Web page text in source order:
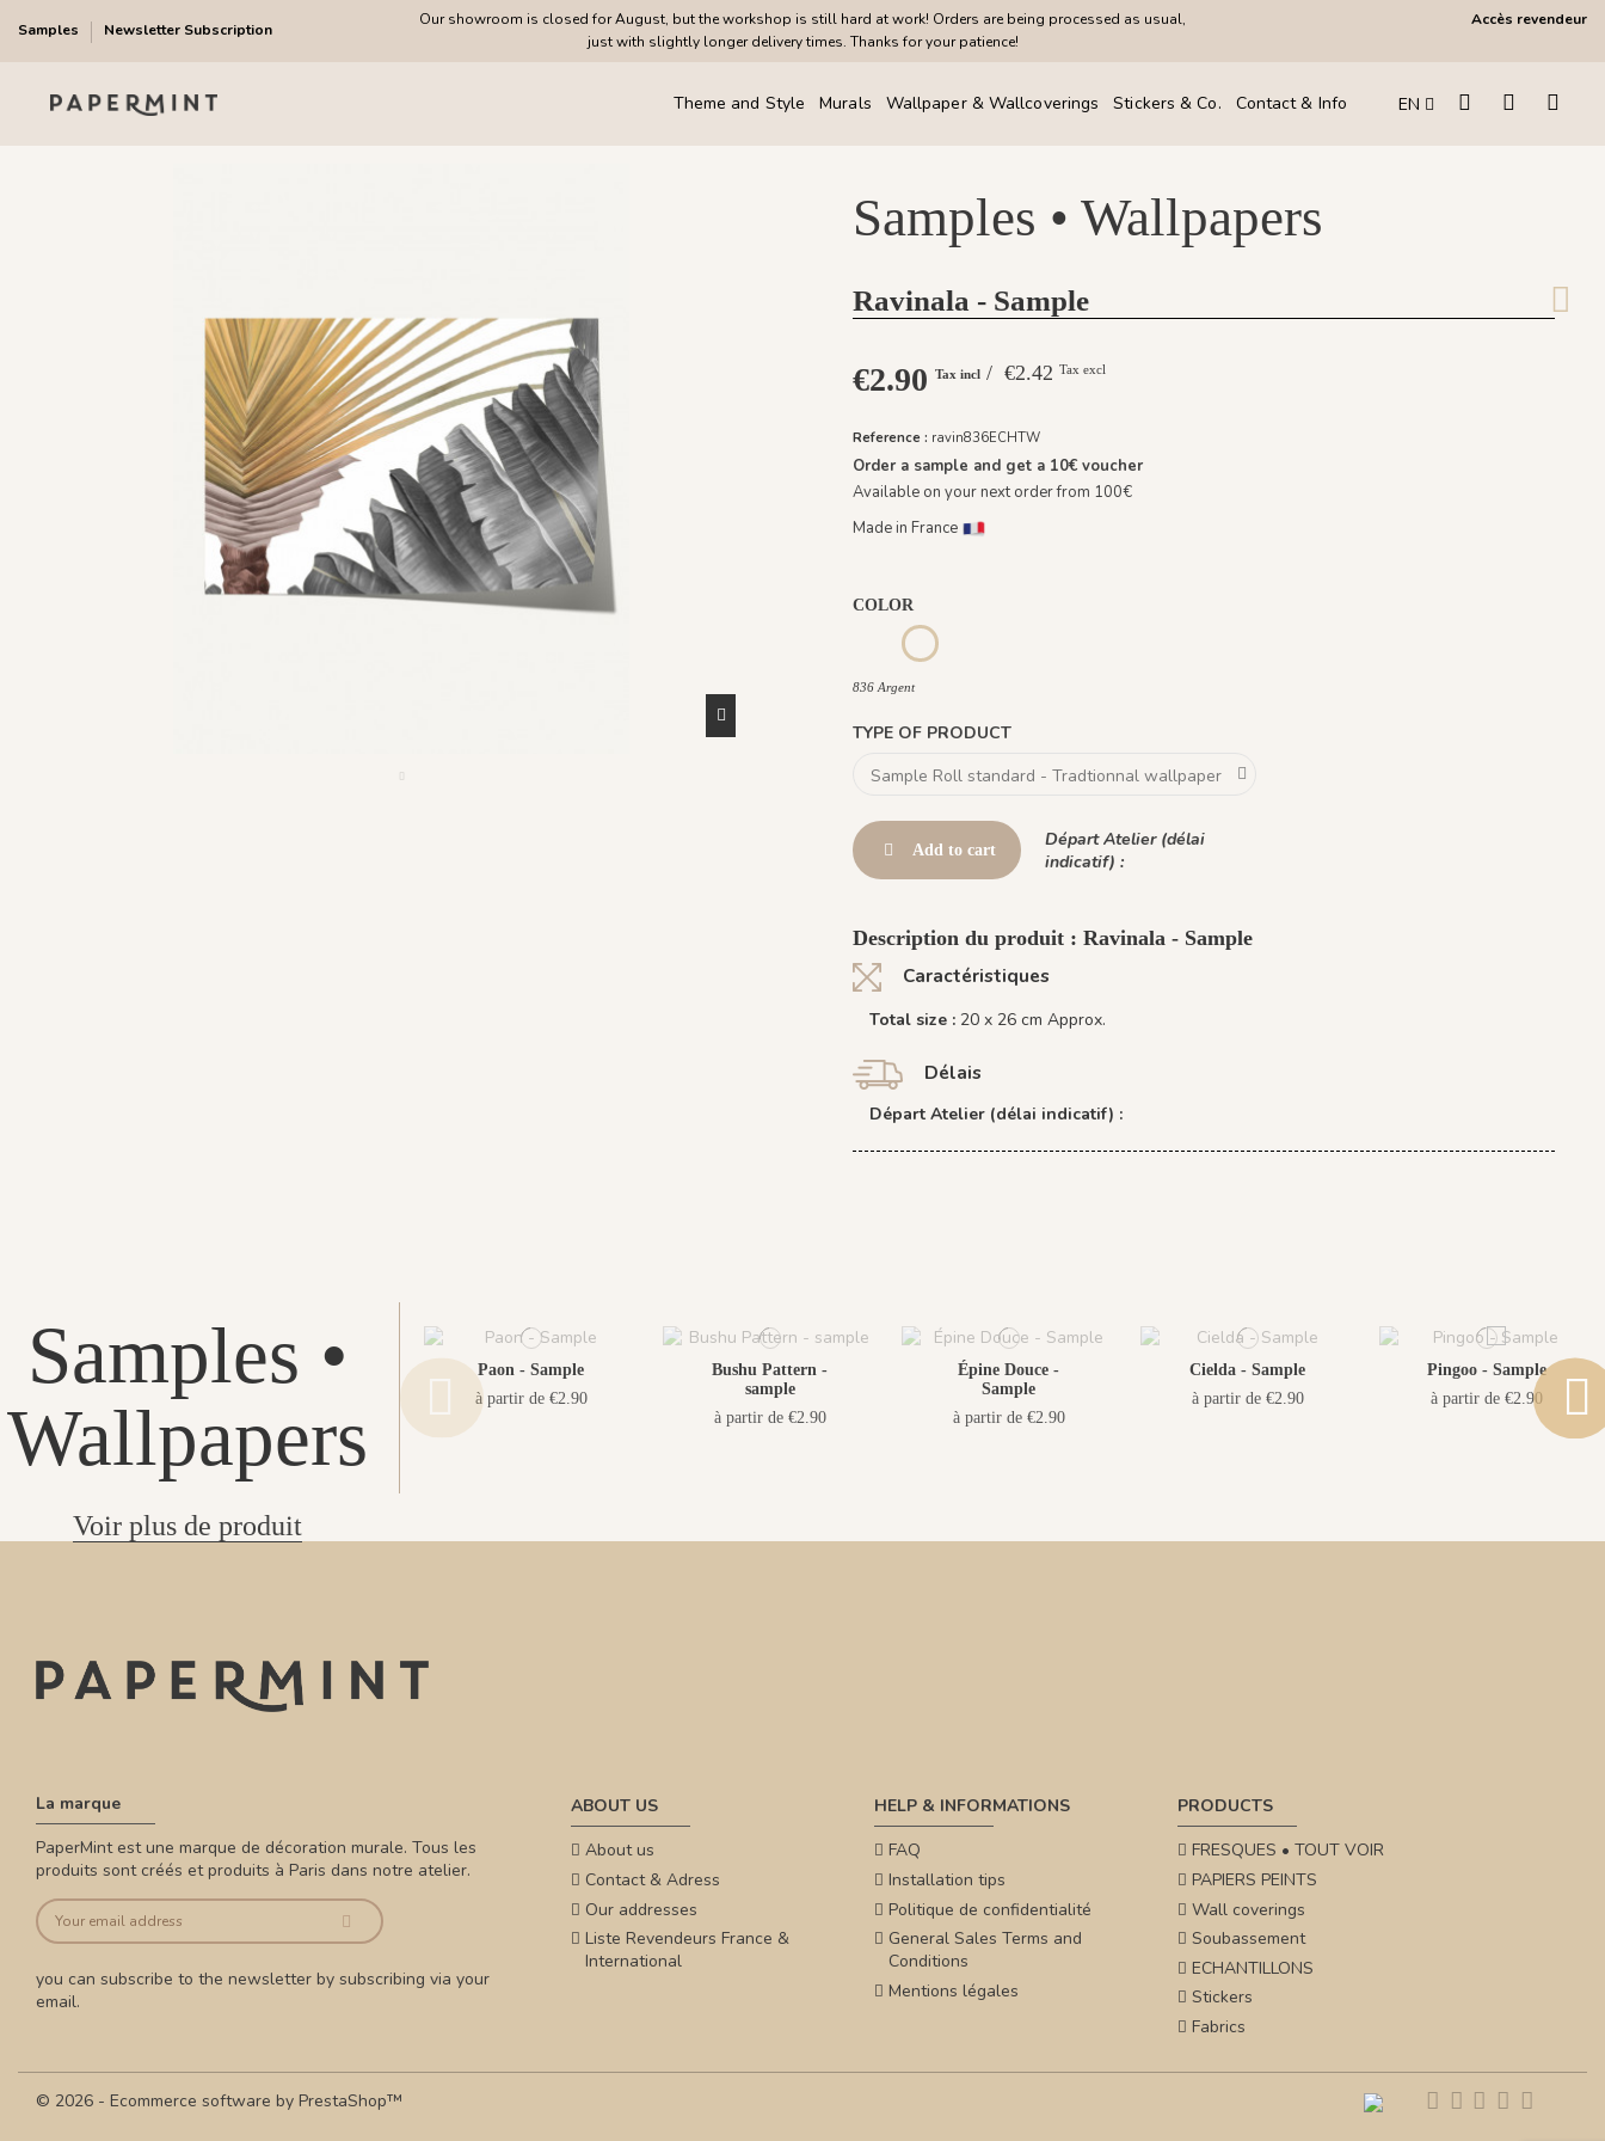
Samples Newsletter Subscription
Our showroom is closed for August, but the workshop is still hard at work! Orders are being processed as usual,
just with slightly longer delivery times. Thanks for your patience!
Accès revendeur
Theme and Style Murals Wallpaper & Wallcoverings Stickers & Co. Contact & Info EN
Samples • Wallpapers
Ravinala - Sample
€2.90 Tax incl / €2.42 Tax excl
Reference : ravin836ECHTW
Order a sample and get a 10€voucher
Available on your next order from 100€
Made in France
COLOR
835 Vert Lichen
836 Argent
836 Argent
TYPE OF PRODUCT
Add to cart
Départ Atelier (délai
indicatif) :
Description du produit : Ravinala - Sample
Caractéristiques
Total size : 20 x 26 cm Approx.
Délais
Départ Atelier (délai indicatif) :
Samples •
Wallpapers
Voir plus de produit
Paon - Sample
à partir de €2.90
Bushu Pattern -
sample
à partir de €2.90
Épine Douce -
Sample
à partir de €2.90
Cielda - Sample
à partir de €2.90
Pingoo - Sample
à partir de €2.90
La marque
PaperMint est une marque de décoration murale. Tous les
produits sont créés et produits à Paris dans notre atelier.
you can subscribe to the newsletter by subscribing via your
email.
ABOUT US
About us
Contact & Adress
Our addresses
Liste Revendeurs France &
International
HELP & INFORMATIONS
FAQ
Installation tips
Politique de confidentialité
General Sales Terms and
Conditions
Mentions légales
PRODUCTS
FRESQUES • TOUT VOIR
PAPIERS PEINTS
Wall coverings
Soubassement
ECHANTILLONS
Stickers
Fabrics
© 2026 - Ecommerce software by PrestaShop™